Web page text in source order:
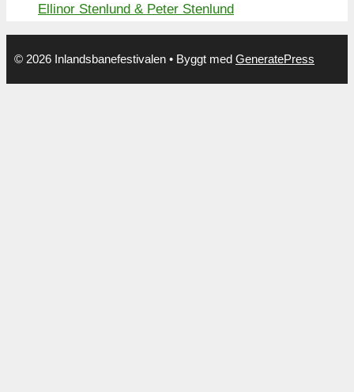
Ellinor Stenlund & Peter Stenlund
© 2026 Inlandsbanefestivalen • Byggt med GeneratePress